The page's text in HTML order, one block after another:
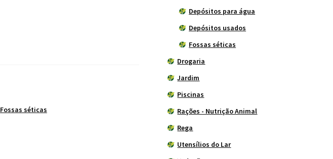
Fossas séticas
Depósitos para água
Depósitos usados
Fossas séticas
Drogaria
Jardim
Piscinas
Rações - Nutrição Animal
Rega
Utensílios do Lar